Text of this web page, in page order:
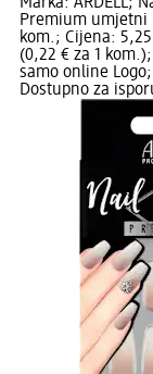
Premium umjetni
kom.; Cijena:
(0,22 € za 1
samo online
Dostupno za